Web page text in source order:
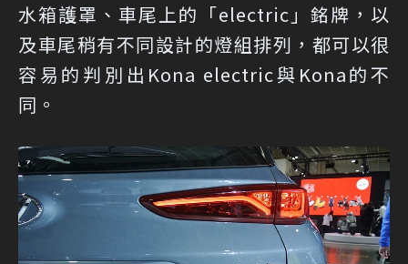
水箱護罩、車尾上的「electric」銘牌，以
及車尾稍有不同設計的燈組排列，都可以很
容易的判別出Kona electric與Kona的不
同。